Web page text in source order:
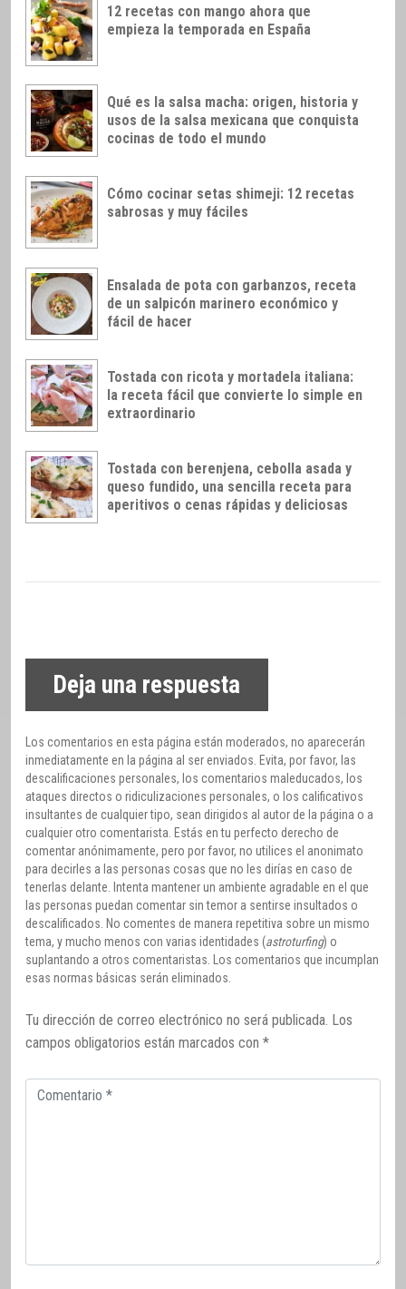
12 recetas con mango ahora que
empieza la temporada en España
Qué es la salsa macha: origen, historia y
usos de la salsa mexicana que conquista
cocinas de todo el mundo
Cómo cocinar setas shimeji: 12 recetas
sabrosas y muy fáciles
Ensalada de pota con garbanzos, receta
de un salpicón marinero económico y
fácil de hacer
Tostada con ricota y mortadela italiana:
la receta fácil que convierte lo simple en
extraordinario
Tostada con berenjena, cebolla asada y
queso fundido, una sencilla receta para
aperitivos o cenas rápidas y deliciosas
Deja una respuesta
Los comentarios en esta página están moderados, no aparecerán
inmediatamente en la página al ser enviados. Evita, por favor, las
descalificaciones personales, los comentarios maleducados, los
ataques directos o ridiculizaciones personales, o los calificativos
insultantes de cualquier tipo, sean dirigidos al autor de la página o a
cualquier otro comentarista. Estás en tu perfecto derecho de
comentar anónimamente, pero por favor, no utilices el anonimato
para decirles a las personas cosas que no les dirías en caso de
tenerlas delante. Intenta mantener un ambiente agradable en el que
las personas puedan comentar sin temor a sentirse insultados o
descalificados. No comentes de manera repetitiva sobre un mismo
tema, y mucho menos con varias identidades (astroturfing) o
suplantando a otros comentaristas. Los comentarios que incumplan
esas normas básicas serán eliminados.
Tu dirección de correo electrónico no será publicada. Los
campos obligatorios están marcados con *
Comentario